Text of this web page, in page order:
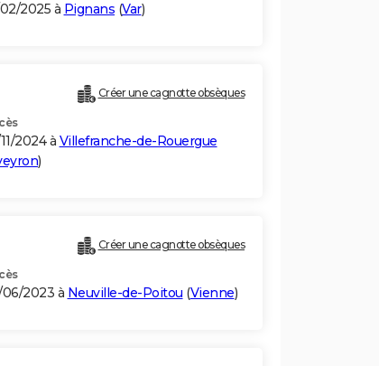
2025 à Pignans (Var)
Créer une cagnotte obsèques
2024 à Villefranche-de-Rouergue
)
Créer une cagnotte obsèques
06/2023 à Neuville-de-Poitou (Vienne)